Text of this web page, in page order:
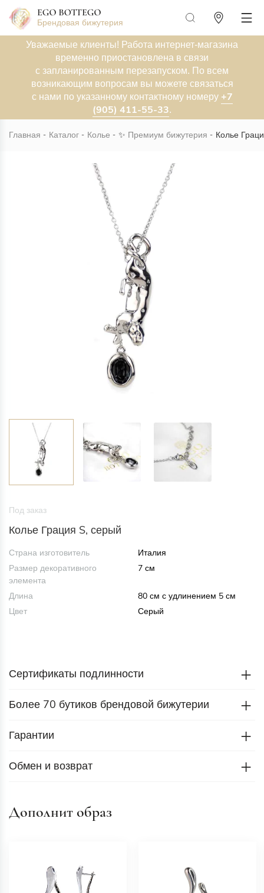
Брендовая бижутерия
Уважаемые клиенты! Работа интернет-магазина
временно приостановлена в связи
с запланированным перезапуском. По всем
возникающим вопросам вы можете связаться
с нами по указанному контактному номеру +7
(905) 411-55-33.
Главная Каталог Колье ✨ Премиум бижутерия Колье
Под заказ
Колье Грация S, серый
Страна изготовитель
Италия
Размер декоративного
элемента
7 см
Длина
80 см с удлинением 5 см
Цвет
Серый
Сертификаты подлинности
Более 70 бутиков брендовой бижутерии
Гарантии
Обмен и возврат
Дополнит образ